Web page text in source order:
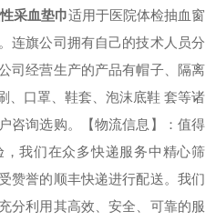
采血垫巾适用于医院体检抽血窗
连旗公司拥有自己的技术人员分
司经营生产的产品有帽子、隔离
、口罩、鞋套、泡沫底鞋 套等诸
咨询选购。
【物流信息】：值得
我们在众多快递服务中精心筛
赞誉的顺丰快递进行配送。我们
分利用其高效、安全、可靠的服